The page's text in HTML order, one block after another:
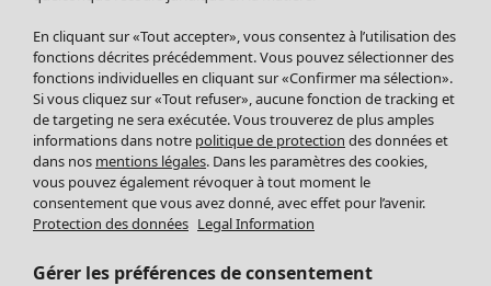
Leggings et collants
Accessoires
Chaussures
Vêtements de bain
Basics
Soldes Mobilier
Bonnes affaires déco
Décoration
Textiles
Tapis
Éponge
En cliquant sur «Tout accepter», vous consentez à l’utilisation des
fonctions décrites précédemment. Vous pouvez sélectionner des
fonctions individuelles en cliquant sur «Confirmer ma sélection».
Si vous cliquez sur «Tout refuser», aucune fonction de tracking et
de targeting ne sera exécutée. Vous trouverez de plus amples
informations dans notre politique de protection des données et
dans nos mentions légales. Dans les paramètres des cookies,
vous pouvez également révoquer à tout moment le
consentement que vous avez donné, avec effet pour l’avenir.
Protection des données Legal Information
Gérer les préférences de consentement